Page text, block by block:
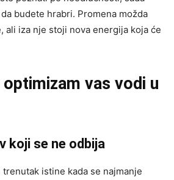
budete hrabri. Promena možda
ali iza nje stoji nova energija koja će
optimizam vas vodi u
koji se ne odbija
istine kada se najmanje